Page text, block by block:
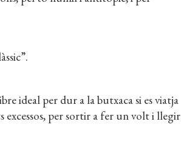
ideal per dur a la butxaca si es viatja
excessos, per sortir a fer un volt i llegir